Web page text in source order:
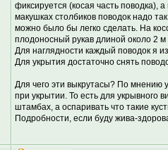
фиксируется (косая часть поводка),
макушках столбиков поводок надо
можно было бы легко сделать. На
плодоносный рукав длиной около 2
Для наглядности каждый поводок я
Для укрытия достаточно снять
Для чего эти выкрутасы? По мнению
при укрытии. То есть для укрывного
штамбах, а оспаривать что такие
Подробности, если буду жива-